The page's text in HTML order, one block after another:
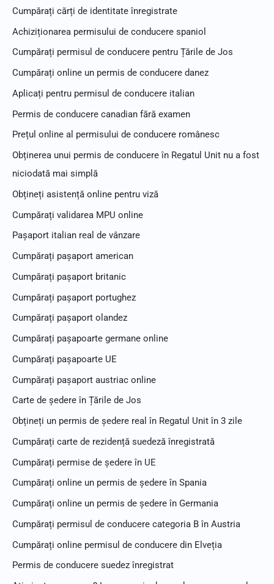
n
t
r
u
:
Cumpărați cărți de identitate înregistrate
Achiziționarea permisului de conducere spaniol
Cumpărați permisul de conducere pentru Țările de Jos
Cumpărați online un permis de conducere danez
Aplicați pentru permisul de conducere italian
Permis de conducere canadian fără examen
Prețul online al permisului de conducere românesc
Obținerea unui permis de conducere în Regatul Unit nu a fost
niciodată mai simplă
Obțineți asistență online pentru viză
Cumpărați validarea MPU online
Pașaport italian real de vânzare
Cumpărați pașaport american
Cumpărați pașaport britanic
Cumpărați pașaport portughez
Cumpărați pașaport olandez
Cumpărați pașapoarte germane online
Cumpărați pașapoarte UE
Cumpărați pașaport austriac online
Carte de ședere în Țările de Jos
Obțineți un permis de ședere real în Regatul Unit în 3 zile
Cumpărați carte de rezidență suedeză înregistrată
Cumpărați permise de ședere în UE
Cumpărați online un permis de ședere în Spania
Cumpărați online un permis de ședere în Germania
Cumpărați permisul de conducere categoria B în Austria
Cumpărați online permisul de conducere din Elveția
Permis de conducere suedez înregistrat